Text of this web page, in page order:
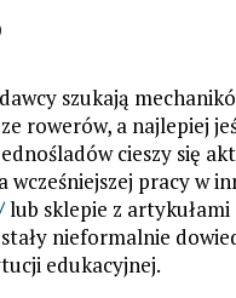
szukają
rowerów, a najlepiej
cieszy się
pracy w
lub sklepie z
nieformalnie
edukacyjnej.